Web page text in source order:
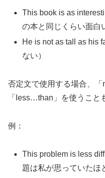
This book is as
の本と同じくらい面白
He is not as tall as his
ない）
否定文で使用する場合、
「less…than」を使うこと
例：
This problem is less
題は私が思っていたほ